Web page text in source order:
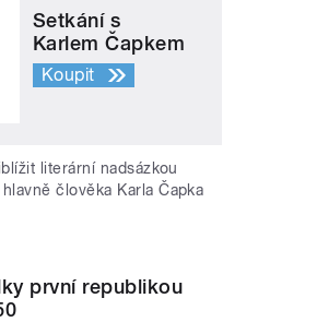
Setkání s
Karlem Čapkem
Koupit
literární nadsázkou
člověka Karla Čapka
první republikou